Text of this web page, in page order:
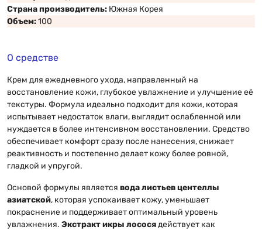
Страна производитель: Южная Корея
Объем:100
О средстве
Крем для ежедневного ухода, направленный на
восстановление кожи, глубокое увлажнение и улучшение её
текстуры. Формула идеально подходит для кожи, которая
испытывает недостаток влаги, выглядит ослабленной или
нуждается в более интенсивном восстановлении. Средство
обеспечивает комфорт сразу после нанесения, снижает
реактивность и постепенно делает кожу более ровной,
гладкой и упругой.
Основой формулы является вода листьев центеллы
азиатской, которая успокаивает кожу, уменьшает
покраснение и поддерживает оптимальный уровень
увлажнения. Экстракт икры лососядействует как